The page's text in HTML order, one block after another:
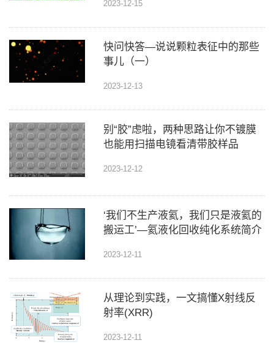
2023-12-15
快问快答—说说颗粒表征中的那些
事儿（一）
2023-12-13
别“胶”虑啦，两种思路让你不镀膜
也能用扫描电镜看清带胶样品
2023-12-12
‘我们不生产液氦，我们只是液氦的
搬运工’—氦液化回收纯化系统简介
2023-12-11
从理论到实践，一文搞懂X射线反
射率(XRR)
2023-12-11